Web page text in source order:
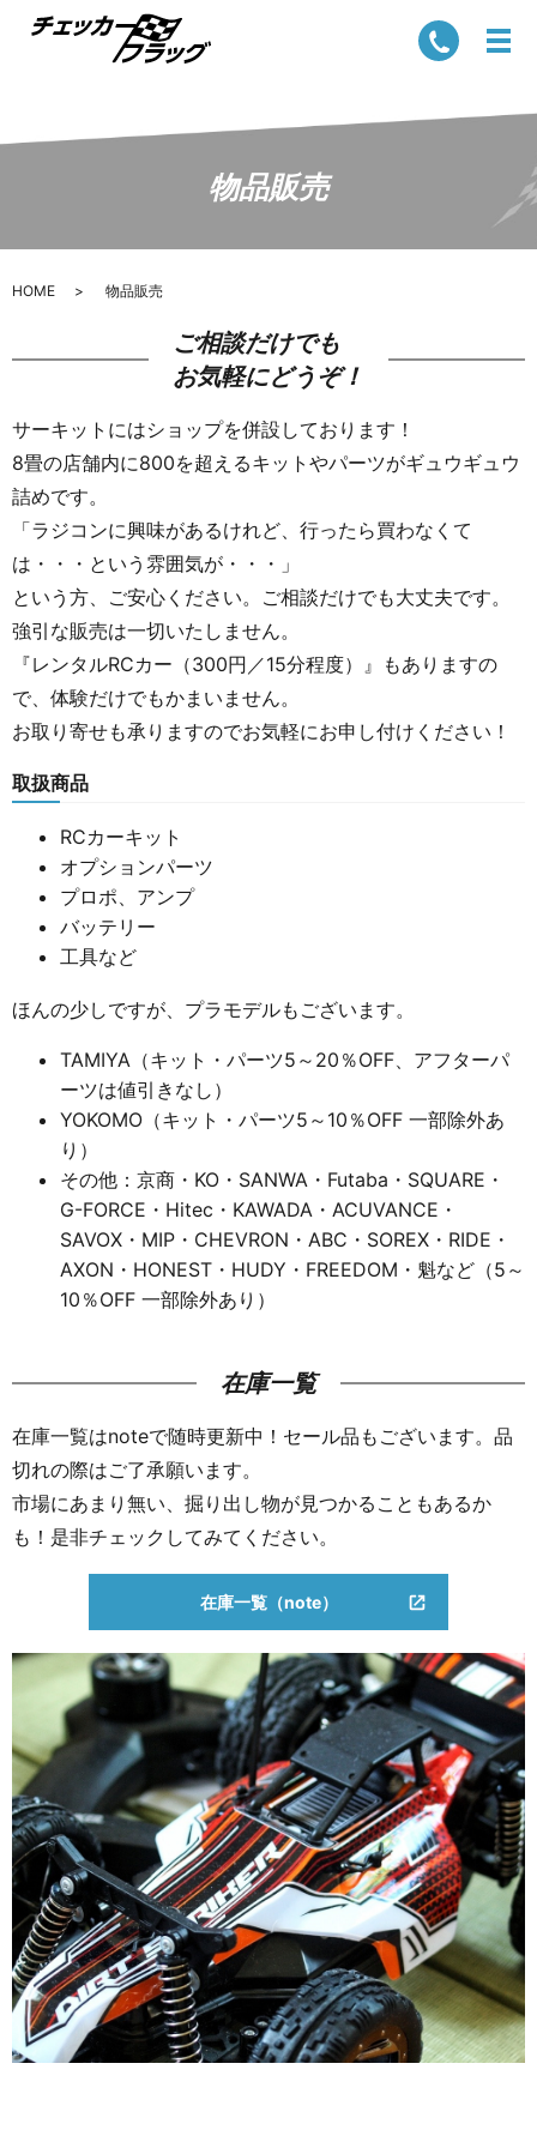
物品販売
HOME 物品販売
ご相談だけでも
お気軽にどうぞ！
サーキットにはショップを併設しております！
8畳の店舗内に800を超えるキットやパーツがギュウギュウ
詰めです。
「ラジコンに興味があるけれど、行ったら買わなくて
は・・・という雰囲気が・・・」
という方、ご安心ください。ご相談だけでも大丈夫です。
強引な販売は一切いたしません。
『レンタルRCカー（300円／15分程度）』もありますの
で、体験だけでもかまいません。
お取り寄せも承りますのでお気軽にお申し付けください！
取扱商品
RCカーキット
オプションパーツ
プロポ、アンプ
バッテリー
工具など
ほんの少しですが、プラモデルもございます。
TAMIYA（キット・パーツ5～20％OFF、アフターパ
ーツは値引きなし）
YOKOMO（キット・パーツ5～10％OFF 一部除外あ
り）
その他：京商・KO・SANWA・Futaba・SQUARE・
G-FORCE・Hitec・KAWADA・ACUVANCE・
SAVOX・MIP・CHEVRON・ABC・SOREX・RIDE・
AXON・HONEST・HUDY・FREEDOM・魁など（5～
10％OFF 一部除外あり）
在庫一覧
在庫一覧はnoteで随時更新中！セール品もございます。品
切れの際はご了承願います。
市場にあまり無い、掘り出し物が見つかることもあるか
も！是非チェックしてみてください。
在庫一覧（note）